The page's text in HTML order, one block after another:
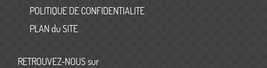
POLITIQUE DE CONFIDENTIALITE
PLAN du SITE
RETROUVEZ-NOUS sur